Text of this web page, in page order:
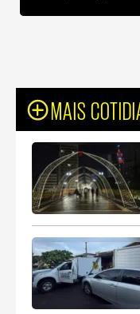
MAIS